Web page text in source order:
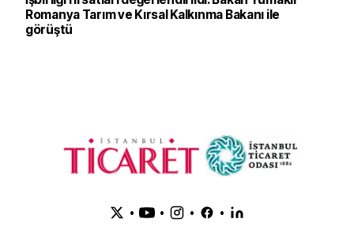
Romanya Tarım ve Kırsal Kalkınma Bakanı ile
görüştü
• • • •